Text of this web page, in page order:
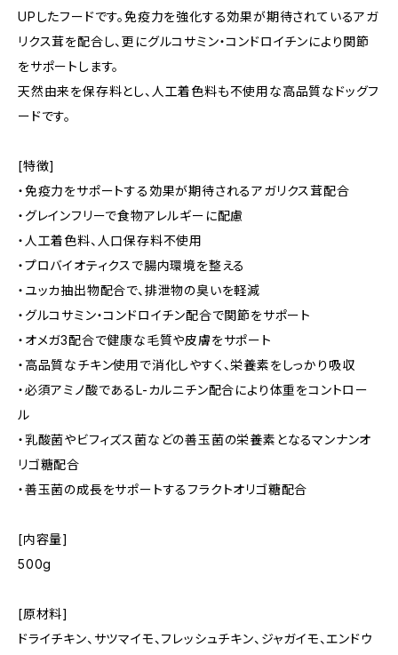
UPしたフードです。免疫力を強化する効果が期待されているアガ
リクス茸を配合し、更にグルコサミン・コンドロイチンにより関節
をサポートします。
天然由来を保存料とし、人工着色料も不使用な高品質なドッグフ
ードです。
[特徴]
・免疫力をサポートする効果が期待されるアガリクス茸配合
・グレインフリーで食物アレルギーに配慮
・人工着色料、人口保存料不使用
・プロバイオティクスで腸内環境を整える
・ユッカ抽出物配合で、排泄物の臭いを軽減
・グルコサミン・コンドロイチン配合で関節をサポート
・オメガ3配合で健康な毛質や皮膚をサポート
・高品質なチキン使用で消化しやすく、栄養素をしっかり吸収
・必須アミノ酸であるL-カルニチン配合により体重をコントロー
ル
・乳酸菌やビフィズス菌などの善玉菌の栄養素となるマンナンオ
リゴ糖配合
・善玉菌の成長をサポートするフラクトオリゴ糖配合
[内容量]
500g
[原材料]
ドライチキン、サツマイモ、フレッシュチキン、ジャガイモ、エンドウ